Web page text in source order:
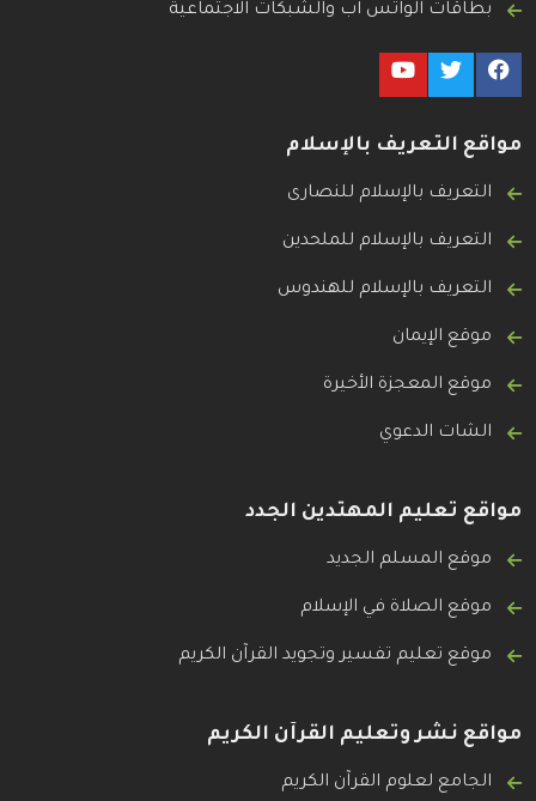
بطاقات الواتس آب والشبكات الاجتماعية
مواقع التعريف بالإسلام
التعريف بالإسلام للنصارى
التعريف بالإسلام للملحدين
التعريف بالإسلام للهندوس
موقع الإيمان
موقع المعجزة الأخيرة
الشات الدعوي
مواقع تعليم المهتدين الجدد
موقع المسلم الجديد
موقع الصلاة في الإسلام
موقع تعليم تفسير وتجويد القرآن الكريم
مواقع نشر وتعليم القرآن الكريم
الجامع لعلوم القرآن الكريم